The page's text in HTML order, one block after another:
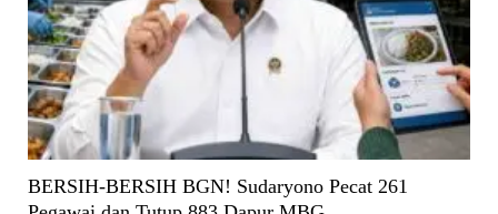
BERSIH-BERSIH BGN! Sudaryono Pecat 261